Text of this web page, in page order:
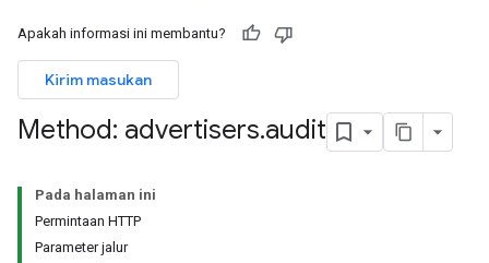
Apakah informasi ini membantu?
Kirim masukan
Method: advertisers.audit
Pada halaman ini
Permintaan HTTP
Parameter jalur